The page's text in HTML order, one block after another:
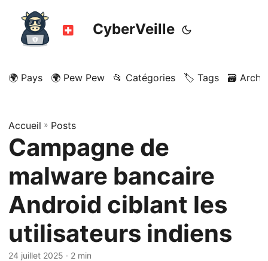
CyberVeille
🌍 Pays 🌍 Pew Pew 📂 Catégories 🏷️ Tags 🗃️
Accueil » Posts
Campagne de
malware bancaire
Android ciblant les
utilisateurs indiens
24 juillet 2025 · 2 min